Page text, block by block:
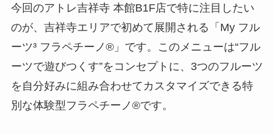
今回のアトレ吉祥寺 本館B1F店で特に注目したい
のが、吉祥寺エリアで初めて展開される「My フル
ーツ³ フラペチーノ®」です。このメニューは“フル
ーツで遊びつくす”をコンセプトに、3つのフルーツ
を自分好みに組み合わせてカスタマイズできる特
別な体験型フラペチーノ®です。